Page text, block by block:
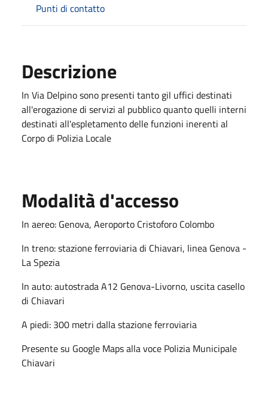
Punti di contatto
Descrizione
In Via Delpino sono presenti tanto gil uffici destinati
all'erogazione di servizi al pubblico quanto quelli interni
destinati all'espletamento delle funzioni inerenti al
Corpo di Polizia Locale
Modalità d'accesso
In aereo: Genova, Aeroporto Cristoforo Colombo
In treno: stazione ferroviaria di Chiavari, linea Genova -
La Spezia
In auto: autostrada A12 Genova-Livorno, uscita casello
di Chiavari
A piedi: 300 metri dalla stazione ferroviaria
Presente su Google Maps alla voce Polizia Municipale
Chiavari